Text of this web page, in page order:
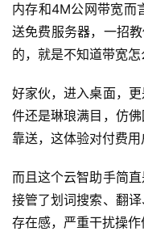
内存和4M公网带宽而
送免费服务器，一招
的，就是不知道带宽怎
好家伙，进入桌面，
件还是琳琅满目，仿
靠送，这体验对付费用
而且这个云智助手简
接管了划词搜索、翻
存在感，严重干扰操作